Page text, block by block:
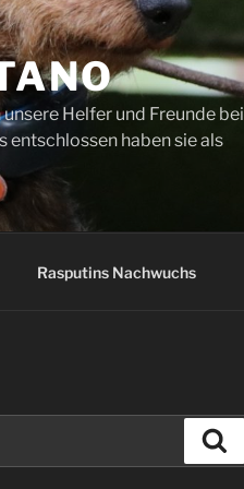
Helfer und Freunde bei
entschlossen haben sie als
Rasputins Nachwuchs